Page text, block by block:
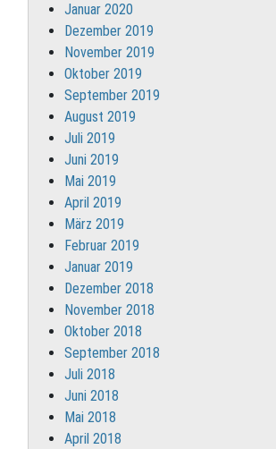
Januar 2020
Dezember 2019
November 2019
Oktober 2019
September 2019
August 2019
Juli 2019
Juni 2019
Mai 2019
April 2019
März 2019
Februar 2019
Januar 2019
Dezember 2018
November 2018
Oktober 2018
September 2018
Juli 2018
Juni 2018
Mai 2018
April 2018